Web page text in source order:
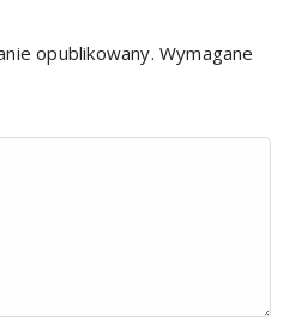
opublikowany. Wymagane